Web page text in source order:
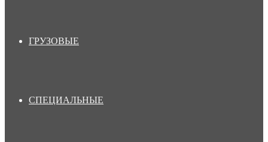
ГРУЗОВЫЕ
СПЕЦИАЛЬНЫЕ